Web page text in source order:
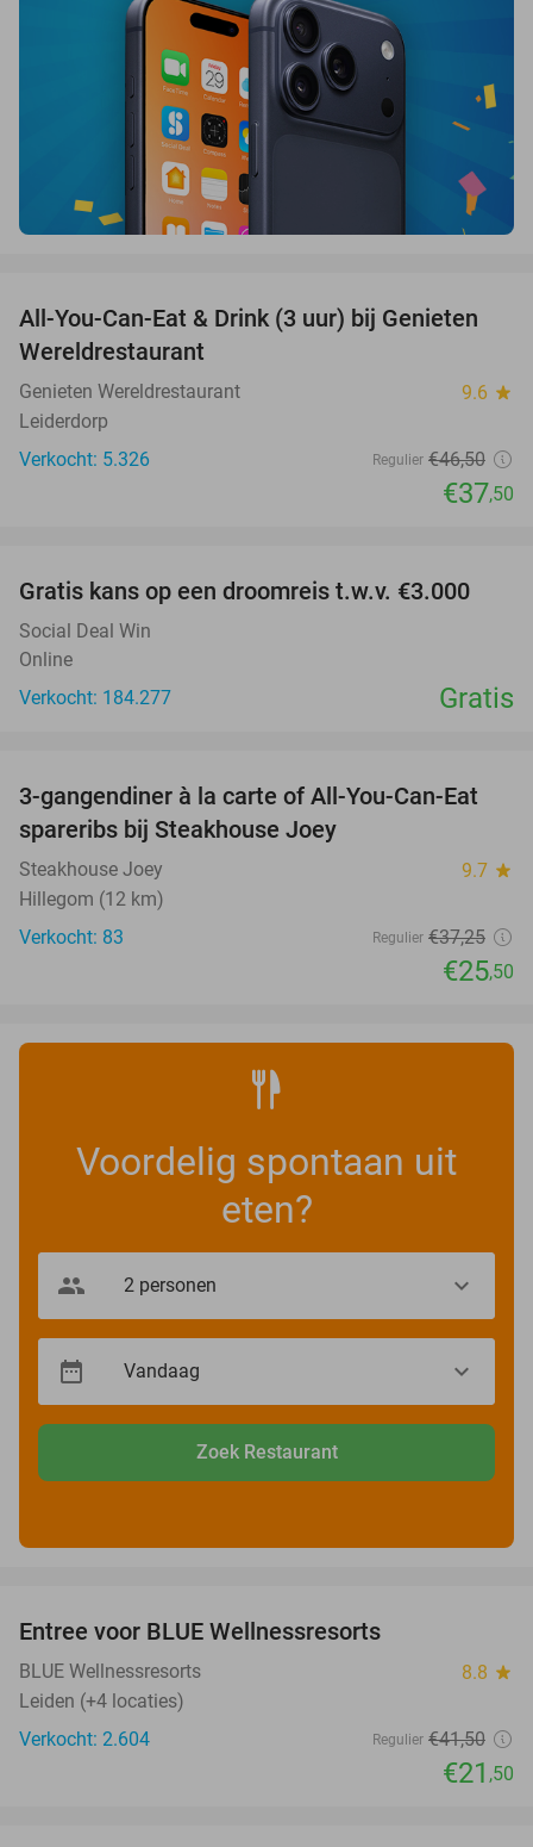
19%
All-You-Can-Eat & Drink (3 uur) bij Genieten
Wereldrestaurant
Genieten Wereldrestaurant 9.6 star
Leiderdorp
Verkocht: 5.326
Regulier €46,50
€37,50
Gratis kans op een droomreis t.w.v. €3.000
Social Deal Win
Online
Verkocht: 184.277
Gratis
32%
3-gangendiner à la carte of All-You-Can-Eat
spareribs bij Steakhouse Joey
Steakhouse Joey 9.7 star
Hillegom (12 km)
Verkocht: 83
Regulier €37,25
€25,50
Voordelig spontaan uit
eten?
Zoek Restaurant
Entree voor BLUE Wellnessresorts
BLUE Wellnessresorts 8.8 star
Leiden (+4 locaties)
Verkocht: 2.604
Regulier €41,50
€21 ,50